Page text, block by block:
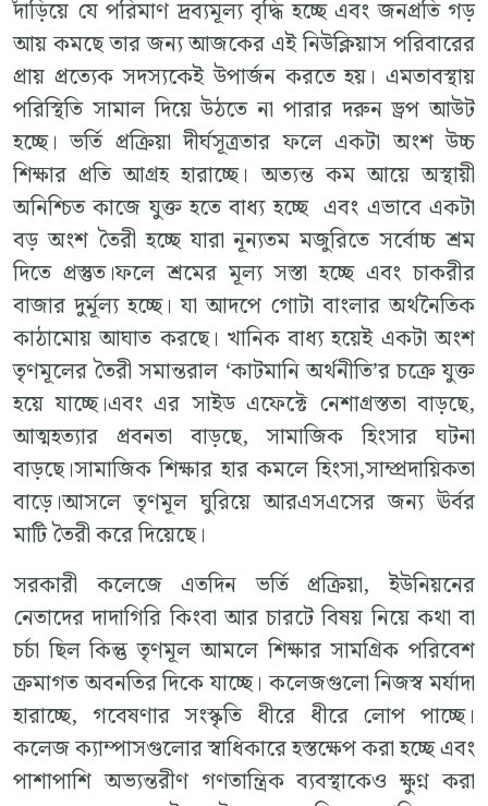
দাঁড়িয়ে যে পরিমাণ দ্রব্যমূল্য বৃদ্ধি হচ্ছে এবং জনপ্রতি গড়
আয় কমছে তার জন্য আজকের এই নিউক্লিয়াস পরিবারের
প্রায় প্রত্যেক সদস্যকেই উপার্জন করতে হয়। এমতাবস্থায়
পরিস্থিতি সামাল দিয়ে উঠতে না পারার দরুন ড্রপ আউট
হচ্ছে। ভর্তি প্রক্রিয়া দীর্ঘসূত্রতার ফলে একটা অংশ উচ্চ
শিক্ষার প্রতি আগ্রহ হারাচ্ছে। অত্যন্ত কম আয়ে অস্থায়ী
অনিশ্চিত কাজে যুক্ত হতে বাধ্য হচ্ছে এবং এভাবে একটা
বড় অংশ তৈরী হচ্ছে যারা নূন্যতম মজুরিতে সর্বোচ্চ শ্রম
দিতে প্রস্তুত।ফলে শ্রমের মূল্য সস্তা হচ্ছে এবং চাকরীর
বাজার দুর্মূল্য হচ্ছে। যা আদপে গোটা বাংলার অর্থনৈতিক
কাঠামোয় আঘাত করছে। খানিক বাধ্য হয়েই একটা অংশ
তৃণমূলের তৈরী সমান্তরাল ‘কাটমানি অর্থনীতি’র চক্রে যুক্ত
হয়ে যাচ্ছে।এবং এর সাইড এফেক্টে নেশাগ্রস্ততা বাড়ছে,
আত্মহত্যার প্রবনতা বাড়ছে, সামাজিক হিংসার ঘটনা
বাড়ছে।সামাজিক শিক্ষার হার কমলে হিংসা,সাম্প্রদায়িকতা
বাড়ে।আসলে তৃণমূল ঘুরিয়ে আরএসএসের জন্য ঊর্বর
মাটি তৈরী করে দিয়েছে।
সরকারী কলেজে এতদিন ভর্তি প্রক্রিয়া, ইউনিয়নের
নেতাদের দাদাগিরি কিংবা আর চারটে বিষয় নিয়ে কথা বা
চর্চা ছিল কিন্তু তৃণমূল আমলে শিক্ষার সামগ্রিক পরিবেশ
ক্রমাগত অবনতির দিকে যাচ্ছে। কলেজগুলো নিজস্ব মর্যাদা
হারাচ্ছে, গবেষণার সংস্কৃতি ধীরে ধীরে লোপ পাচ্ছে।
কলেজ ক্যাম্পাসগুলোর স্বাধিকারে হস্তক্ষেপ করা হচ্ছে এবং
পাশাপাশি অভ্যন্তরীণ গণতান্ত্রিক ব্যবস্থাকেও ক্ষুণ্ন করা